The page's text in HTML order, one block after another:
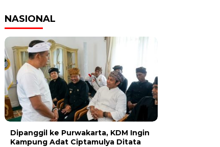
NASIONAL
Dipanggil ke Purwakarta, KDM Ingin
Kampung Adat Ciptamulya Ditata